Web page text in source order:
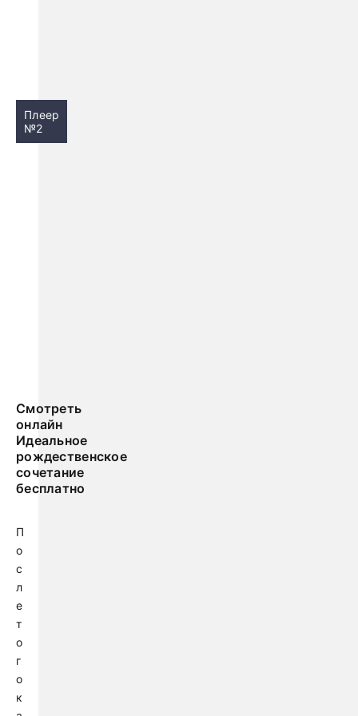
Плеер
№2
Смотреть
онлайн
Идеальное
рождественское
сочетание
бесплатно
П
о
с
л
е
т
о
г
о
к